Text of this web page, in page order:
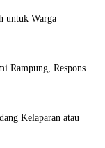
untuk Warga
Rampung, Respons
Kelaparan atau